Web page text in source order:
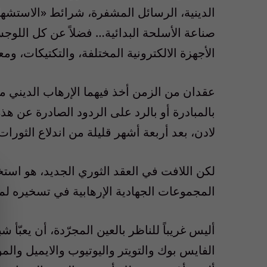
الدينية، الرسائل المشفرة، شرائط
صناعة الأسلحة البدائية… فضلاً عن كل
الأجهزة الالكترونية المختلفة،
عقدان من الزمن أخذ فيهما الإرهاب
بالمبادرة أو بالرد على الردود الصادرة عن
لادن، بعد أربعة أشهر قليلة من اندلاع
لكن اللافت في العقد الثوري الجديد، هو
المجموعات الجهادية الإرهابية في تسخيره
أليس غريباً للناظر بالعين المجرّدة، أن
الفايس بوك والتويتر واليوتيوب والايميل